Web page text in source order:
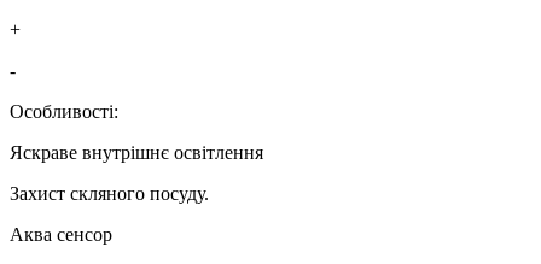
+
-
Особливості:
Яскраве внутрішнє освітлення
Захист скляного посуду.
Аква сенсор